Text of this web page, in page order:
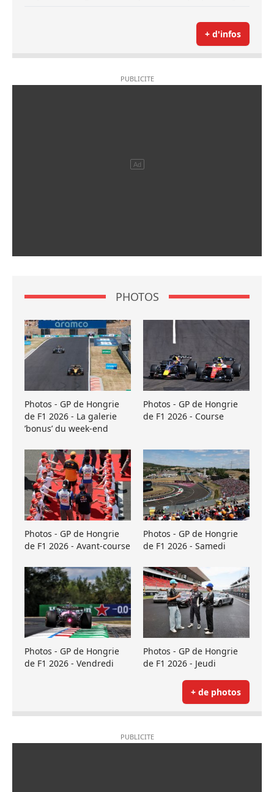
+ d'infos
PHOTOS
Photos - GP de Hongrie
de F1 2026 - La galerie
’bonus’ du week-end
Photos - GP de Hongrie
de F1 2026 - Course
Photos - GP de Hongrie
de F1 2026 - Avant-course
Photos - GP de Hongrie
de F1 2026 - Samedi
Photos - GP de Hongrie
de F1 2026 - Vendredi
Photos - GP de Hongrie
de F1 2026 - Jeudi
+ de photos